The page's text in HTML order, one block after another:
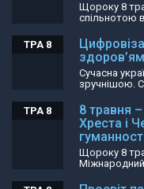
Щороку 8
спільнотою
ТРА 8
Сучасна
зручнішою.
8 травня
Хреста і
ТРА 8
Щороку 8